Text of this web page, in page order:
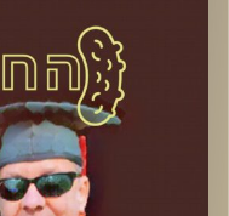
קרדיט תמונות: